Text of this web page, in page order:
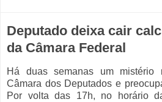
Deputado deixa cair
da Câmara Federal
Há duas semanas um mistério
Câmara dos Deputados e
Por volta das 17h, no horário